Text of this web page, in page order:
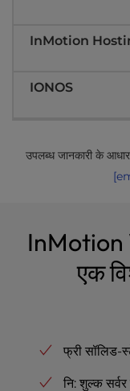
उपलब्ध जानकारी के
InMotion
एक
फ्री सॉलिड-
नि: शुल्क